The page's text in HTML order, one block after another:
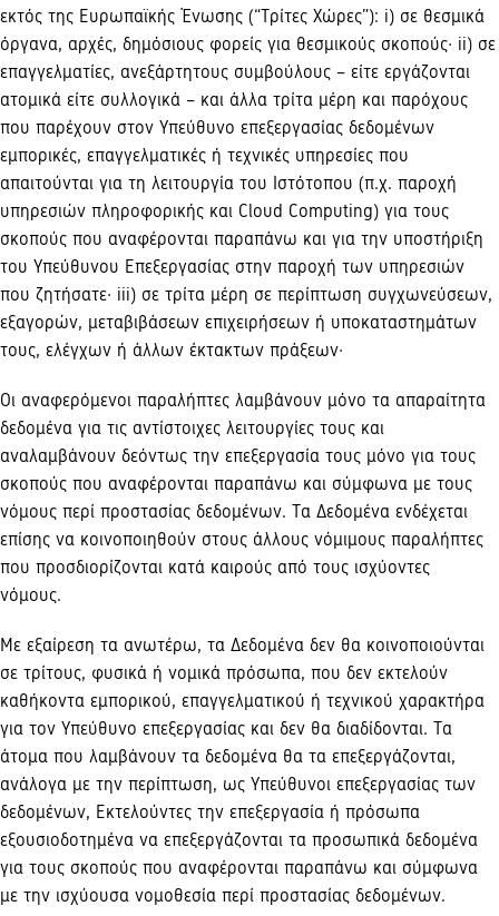
εκτός της Ευρωπαϊκής Ένωσης (“Τρίτες Χώρες”): i) σε θεσμικά
όργανα, αρχές, δημόσιους φορείς για θεσμικούς σκοπούς· ii) σε
επαγγελματίες, ανεξάρτητους συμβούλους – είτε εργάζονται
ατομικά είτε συλλογικά – και άλλα τρίτα μέρη και παρόχους
που παρέχουν στον Υπεύθυνο επεξεργασίας δεδομένων
εμπορικές, επαγγελματικές ή τεχνικές υπηρεσίες που
απαιτούνται για τη λειτουργία του Ιστότοπου (π.χ. παροχή
υπηρεσιών πληροφορικής και Cloud Computing) για τους
σκοπούς που αναφέρονται παραπάνω και για την υποστήριξη
του Υπεύθυνου Επεξεργασίας στην παροχή των υπηρεσιών
που ζητήσατε· iii) σε τρίτα μέρη σε περίπτωση συγχωνεύσεων,
εξαγορών, μεταβιβάσεων επιχειρήσεων ή υποκαταστημάτων
τους, ελέγχων ή άλλων έκτακτων πράξεων·
Οι αναφερόμενοι παραλήπτες λαμβάνουν μόνο τα απαραίτητα
δεδομένα για τις αντίστοιχες λειτουργίες τους και
αναλαμβάνουν δεόντως την επεξεργασία τους μόνο για τους
σκοπούς που αναφέρονται παραπάνω και σύμφωνα με τους
νόμους περί προστασίας δεδομένων. Τα Δεδομένα ενδέχεται
επίσης να κοινοποιηθούν στους άλλους νόμιμους παραλήπτες
που προσδιορίζονται κατά καιρούς από τους ισχύοντες
νόμους.
Με εξαίρεση τα ανωτέρω, τα Δεδομένα δεν θα κοινοποιούνται
σε τρίτους, φυσικά ή νομικά πρόσωπα, που δεν εκτελούν
καθήκοντα εμπορικού, επαγγελματικού ή τεχνικού χαρακτήρα
για τον Υπεύθυνο επεξεργασίας και δεν θα διαδίδονται. Τα
άτομα που λαμβάνουν τα δεδομένα θα τα επεξεργάζονται,
ανάλογα με την περίπτωση, ως Υπεύθυνοι επεξεργασίας των
δεδομένων, Εκτελούντες την επεξεργασία ή πρόσωπα
εξουσιοδοτημένα να επεξεργάζονται τα προσωπικά δεδομένα
για τους σκοπούς που αναφέρονται παραπάνω και σύμφωνα
με την ισχύουσα νομοθεσία περί προστασίας δεδομένων.